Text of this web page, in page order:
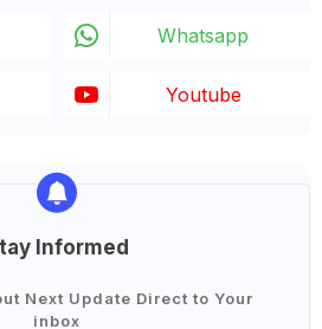
Whatsapp
Youtube
Informed
Next Update Direct to Your
inbox